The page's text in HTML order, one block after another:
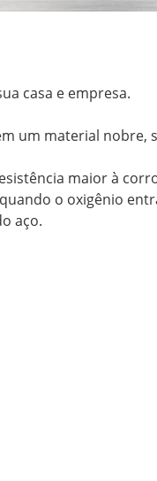
casa e empresa.
um material nobre,
maior à
o oxigênio
aço.